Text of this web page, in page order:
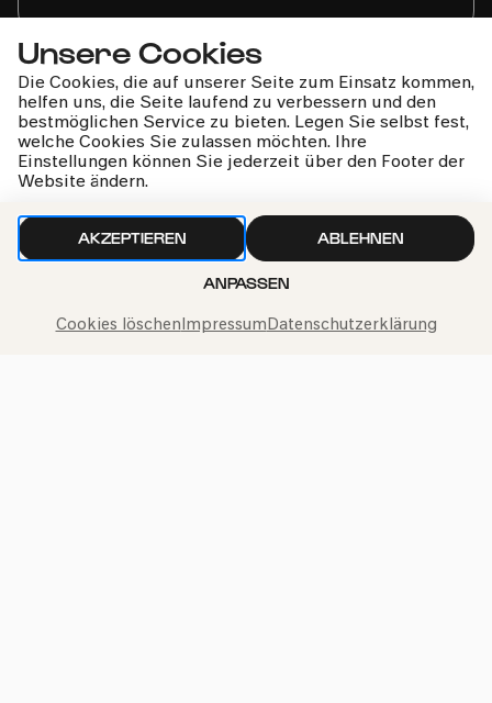
Unsere Cookies
Die Cookies, die auf unserer Seite zum Einsatz kommen,
helfen uns, die Seite laufend zu verbessern und den
bestmöglichen Service zu bieten. Legen Sie selbst fest,
welche Cookies Sie zulassen möchten. Ihre
Einstellungen können Sie jederzeit über den Footer der
Website ändern.
AKZEPTIEREN ABLEHNEN
ANPASSEN
Cookies löschenImpressumDatenschutzerklärung
Wir gehen sorgfältig mit deinen Daten um. Mehr dazu in
unserenDatenschutzbestimmungen
Philharmonie-Hotline anrufen